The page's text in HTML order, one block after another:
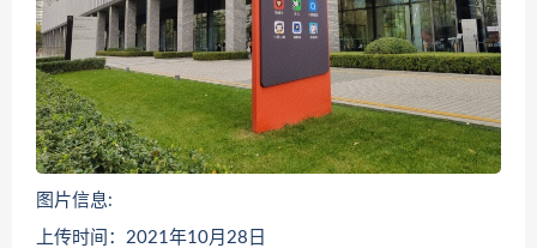
图片信息:
上传时间：2021年10月28日